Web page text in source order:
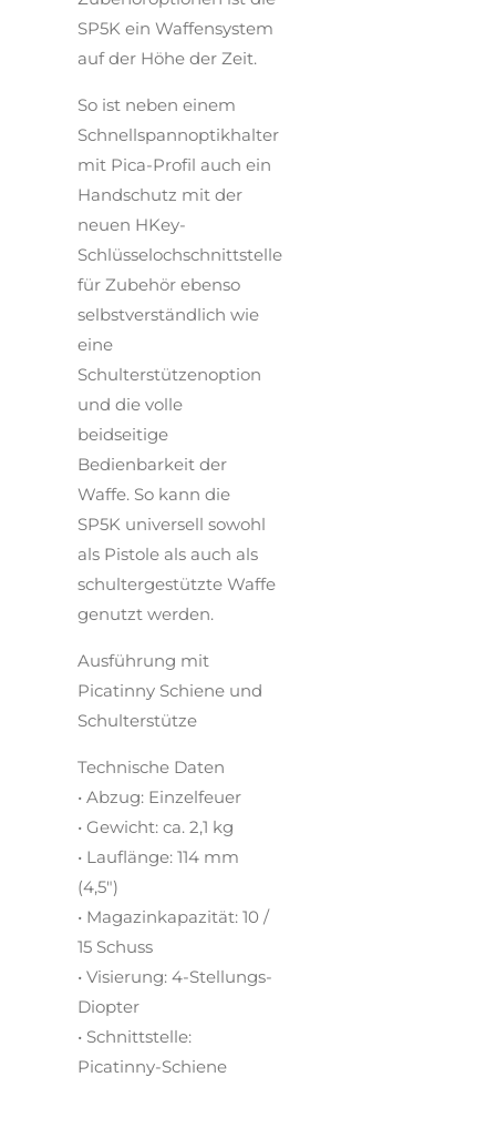
SP5K ein Waffensystem
auf der Höhe der Zeit.
So ist neben einem
Schnellspannoptikhalter
mit Pica-Profil auch ein
Handschutz mit der
neuen HKey-
Schlüsselochschnittstelle
für Zubehör ebenso
selbstverständlich wie
eine
Schulterstützenoption
und die volle
beidseitige
Bedienbarkeit der
Waffe. So kann die
SP5K universell sowohl
als Pistole als auch als
schultergestützte Waffe
genutzt werden.
Ausführung mit
Picatinny Schiene und
Schulterstütze
Technische Daten
• Abzug: Einzelfeuer
• Gewicht: ca. 2,1 kg
• Lauflänge: 114 mm
(4,5")
• Magazinkapazität: 10 /
15 Schuss
• Visierung: 4-Stellungs-
Diopter
• Schnittstelle:
Picatinny-Schiene